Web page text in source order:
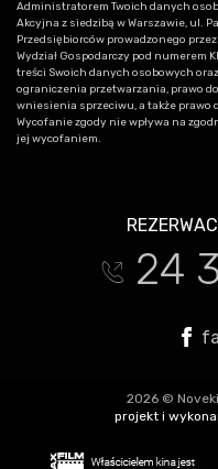
Administratorem Twoich danych
Akcyjna z siedzibą w Warszawie, ul.
Przedsiębiorców prowadzonego przez
Wydział Gospodarczy pod numerem
treści Swoich danych osobowych
ograniczenia przetwarzania, prawo
wniesienia sprzeciwu, a także prawo
Wycofanie zgody nie wpływa na
jej wycofaniem.
t 24
2026 ©
projekt i